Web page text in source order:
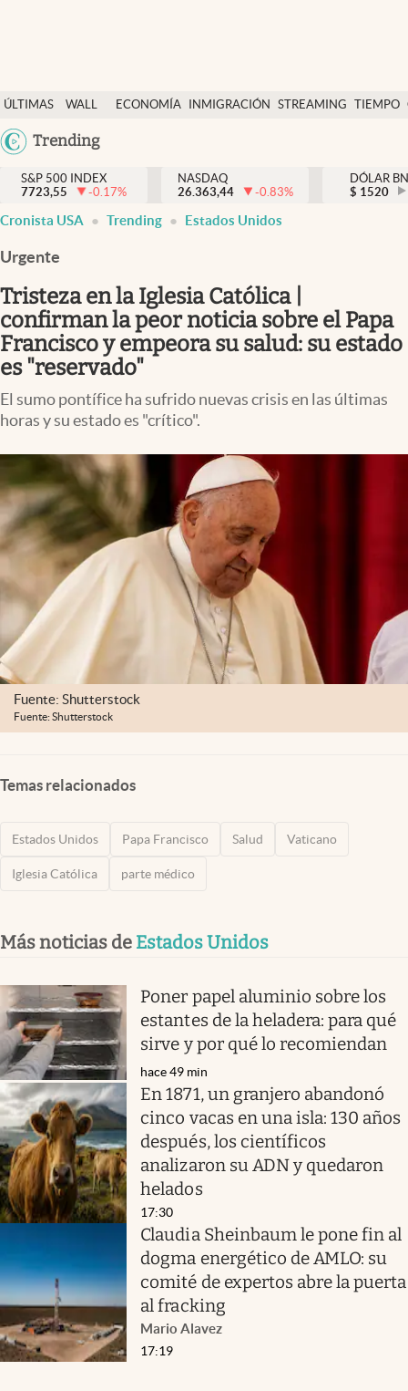
ÚLTIMAS
NOTICIAS
WALL
DÓLAR
ECONOMÍA INMIGRACIÓN STREAMING TIEMPO
México
Trending
Finanzas y economía
Wall Street y dólar
Inmigración
Espiritual
Streaming
Lifestyle
USA
S&P 500 INDEX
7723,55
-0.17%
NASDAQ
26.363,44
-0.83%
DÓLAR
$ 1520
Cronista USA Trending Estados Unidos
Urgente
Tristeza en la Iglesia Católica |
confirman la peor noticia sobre el Papa
Francisco y empeora su salud: su estado
es "reservado"
El sumo pontífice ha sufrido nuevas crisis en las últimas
horas y su estado es "crítico".
Fuente: Shutterstock
Fuente: Shutterstock
Temas relacionados
Estados Unidos Papa Francisco Salud Vaticano
Iglesia Católica parte médico
Más noticias de Estados Unidos
Poner papel aluminio sobre los
estantes de la heladera: para qué
sirve y por qué lo recomiendan
hace 49 min
En 1871, un granjero abandonó
cinco vacas en una isla: 130 años
después, los científicos
analizaron su ADN y quedaron
helados
17:30
Claudia Sheinbaum le pone fin al
dogma energético de AMLO: su
comité de expertos abre la puerta
al fracking
Mario Alavez
17:19